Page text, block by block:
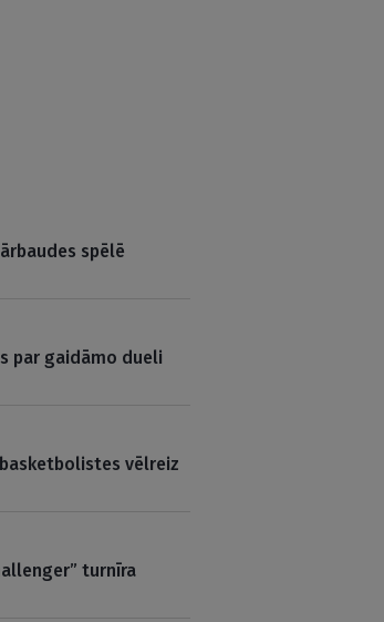
spēlē
par gaidāmo dueli
basketbolistes vēlreiz
turnīra